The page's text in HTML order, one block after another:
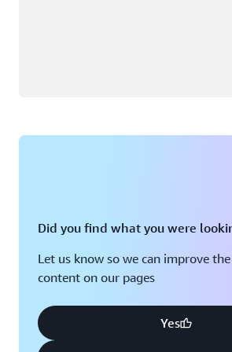
Did you find what you were
Let us know so we can improve
content on our pages
Yes